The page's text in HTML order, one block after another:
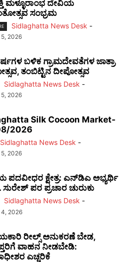
ಮಳ್ಳೂರಾಂಭ ದೇವಿಯ
ಸಂಭ್ರಮ
Sidlaghatta News Desk -
2026
ಬಳಿಕ ಗ್ರಾಮದೇವತೆಗಳ ಜಾತ್ರಾ
ತಂಬಿಟ್ಟಿನ ದೀಪೋತ್ಸವ
Sidlaghatta News Desk -
2026
Silk Cocoon Market-
2026
Sidlaghatta News Desk -
2026
ಪದವೀಧರ ಕ್ಷೇತ್ರ: ಎನ್‌ಡಿಎ ಅಭ್ಯರ್ಥಿ
ಪರ ಪ್ರಚಾರ ಚುರುಕು
Sidlaghatta News Desk -
2026
ರೀಲ್ಸ್ ಅನುಕರಣೆ ಬೇಡ,
ವಾಹನ ನೀಡಬೇಡಿ:
ಎಚ್ಚರಿಕೆ